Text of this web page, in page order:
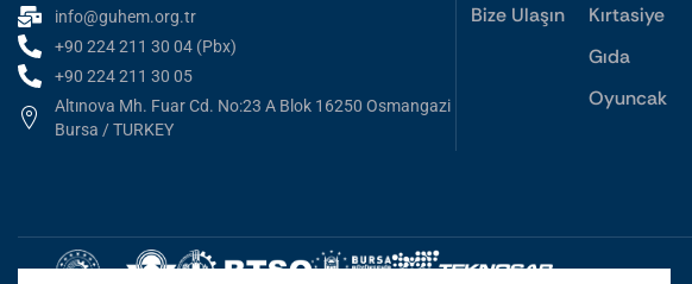
info@guhem.org.tr
+90 224 211 30 04 (Pbx)
+90 224 211 30 05
Altınova Mh. Fuar Cd. No:23 A Blok 16250 Osmangazi
Bursa / TURKEY
Bize Ulaşın
Kırtasiye
Gıda
Oyuncak